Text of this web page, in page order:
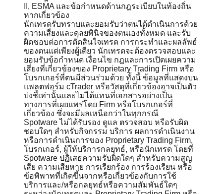
II, ESMA และข้อกำหนดด้านกฎระเบียบในท้องถิ่น
หากเกี่ยวข้อง
นักเทรดรับทราบและยอมรับว่าตนได้ดำเนินการด้วย
ความเสี่ยงและดุลยพินิจของตนเองทั้งหมด และรับ
ผิดชอบต่อการตัดสินใจเทรด การกระทำและผลลัพธ์
ของตนแต่เพียงผู้เดียว นักเทรดจะต้องตรวจสอบและ
ยอมรับข้อกำหนด เงื่อนไข กฎและการเปิดเผยความ
เสี่ยงที่เกี่ยวข้องของ Proprietary Trading Firm หรือ
โบรกเกอร์ที่ตนมีส่วนร่วมด้วย ทั้งนี้ ข้อมูลที่แสดงบน
แพลตฟอร์ม cTrader หรือวัสดุที่เกี่ยวข้องอาจเป็นตัว
บ่งชี้เท่านั้นและไม่ได้แทนที่เอกสารอย่างเป็น
ทางการที่เผยแพร่โดย Firm หรือโบรกเกอร์ที่
เกี่ยวข้อง ซึ่งจะมีผลเหนือกว่าในทุกกรณี
Spotware ไม่ได้รับรอง ดูแล ตรวจสอบ หรือรับผิด
ชอบใดๆ สำหรับกิจกรรม บริการ ผลการดำเนินงาน
หรือการดำเนินการของ Proprietary Trading Firm,
โบรกเกอร์, ผู้ให้บริการกลยุทธ์, หรือนักเทรด โดยที่
Spotware ปฏิเสธความรับผิดใดๆ สำหรับความสูญ
เสีย ความเสียหาย การเรียกร้อง การร้องเรียน หรือ
ข้อพิพาทที่เกิดขึ้นจากหรือเกี่ยวข้องกับการใช้
บริการและ/หรือกลยุทธ์หรือความสัมพันธ์ใดๆ